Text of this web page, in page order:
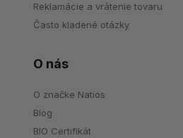
Reklamácie a vrátenie tovaru
Často kladené otázky
O nás
O značke Natios
Blog
BIO Certifikát